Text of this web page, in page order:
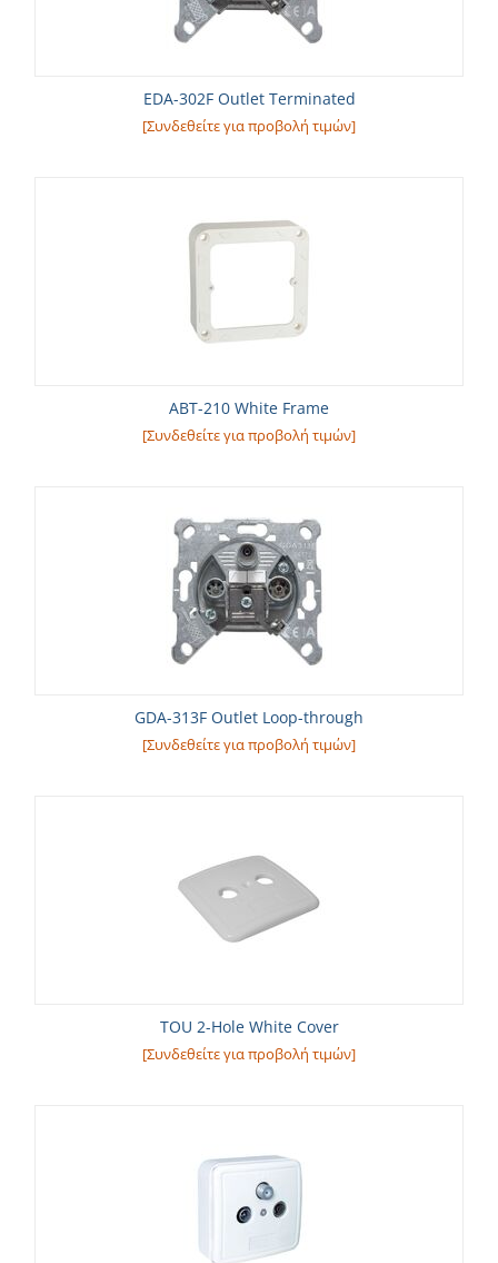
EDA-302F Outlet Terminated
[Συνδεθείτε για προβολή τιμών]
ABT-210 White Frame
[Συνδεθείτε για προβολή τιμών]
GDA-313F Outlet Loop-through
[Συνδεθείτε για προβολή τιμών]
TOU 2-Hole White Cover
[Συνδεθείτε για προβολή τιμών]